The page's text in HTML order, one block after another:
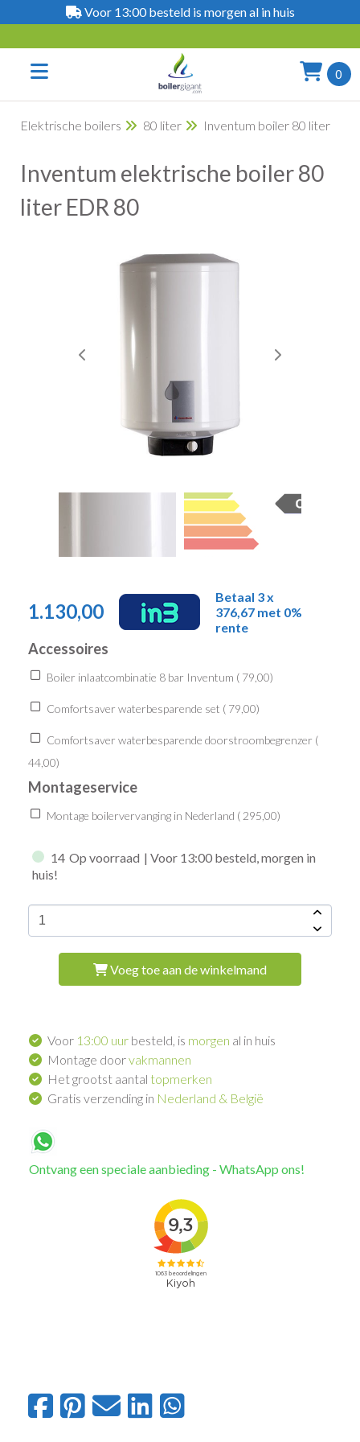
Voor 13:00 besteld is morgen al in huis
0
Elektrische boilers 80 liter Inventum boiler 80 liter
Inventum elektrische boiler 80
liter EDR 80
1.130,00
Betaal 3 x
376,67 met 0%
rente
Accessoires
Boiler inlaatcombinatie 8 bar Inventum ( 79,00)
Comfortsaver waterbesparende set ( 79,00)
Comfortsaver waterbesparende doorstroombegrenzer (
44,00)
Montageservice
Montage boilervervanging in Nederland ( 295,00)
14 Op voorraad | Voor 13:00 besteld, morgen in
huis!
Voeg toe aan de winkelmand
Voor 13:00 uur besteld, is morgen al in huis
Montage doorvakmannen
Het grootst aantal topmerken
Gratis verzending in Nederland & België
Ontvang een speciale aanbieding - WhatsApp ons!